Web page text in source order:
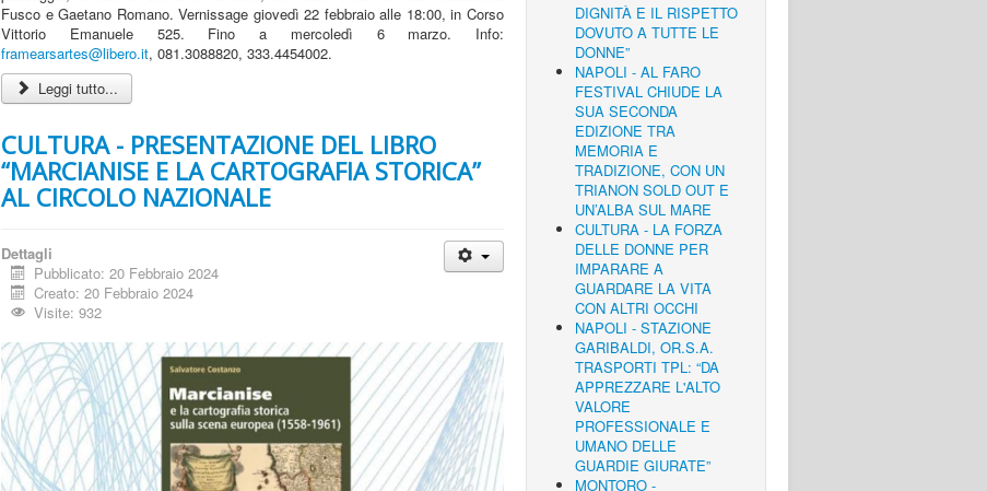
Fusco e Gaetano Romano. Vernissage giovedì 22 febbraio alle 18:00, in Corso
Vittorio Emanuele 525. Fino a mercoledì 6 marzo. Info:
framearsartes@libero.it, 081.3088820, 333.4454002.
Leggi tutto...
CULTURA - PRESENTAZIONE DEL LIBRO
“MARCIANISE E LA CARTOGRAFIA STORICA”
AL CIRCOLO NAZIONALE
Dettagli
Pubblicato: 20 Febbraio 2024
Creato: 20 Febbraio 2024
Visite: 932
DIGNITÀ E IL RISPETTO
DOVUTO A TUTTE LE
DONNE”
NAPOLI - AL FARO
FESTIVAL CHIUDE LA
SUA SECONDA
EDIZIONE TRA
MEMORIA E
TRADIZIONE, CON UN
TRIANON SOLD OUT E
UN’ALBA SUL MARE
CULTURA - LA FORZA
DELLE DONNE PER
IMPARARE A
GUARDARE LA VITA
CON ALTRI OCCHI
NAPOLI - STAZIONE
GARIBALDI, OR.S.A.
TRASPORTI TPL: “DA
APPREZZARE L'ALTO
VALORE
PROFESSIONALE E
UMANO DELLE
GUARDIE GIURATE”
MONTORO -